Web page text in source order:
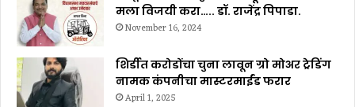
मला विजयी करा….. डॉ. राजेंद्र पिपाडा.
November 16, 2024
शिर्डीत करोडोंचा चुना लावून ग्रो मोअर ट्रेडिंग
नामक कंपनीचा मास्टरमाईंड फरार
April 1, 2025